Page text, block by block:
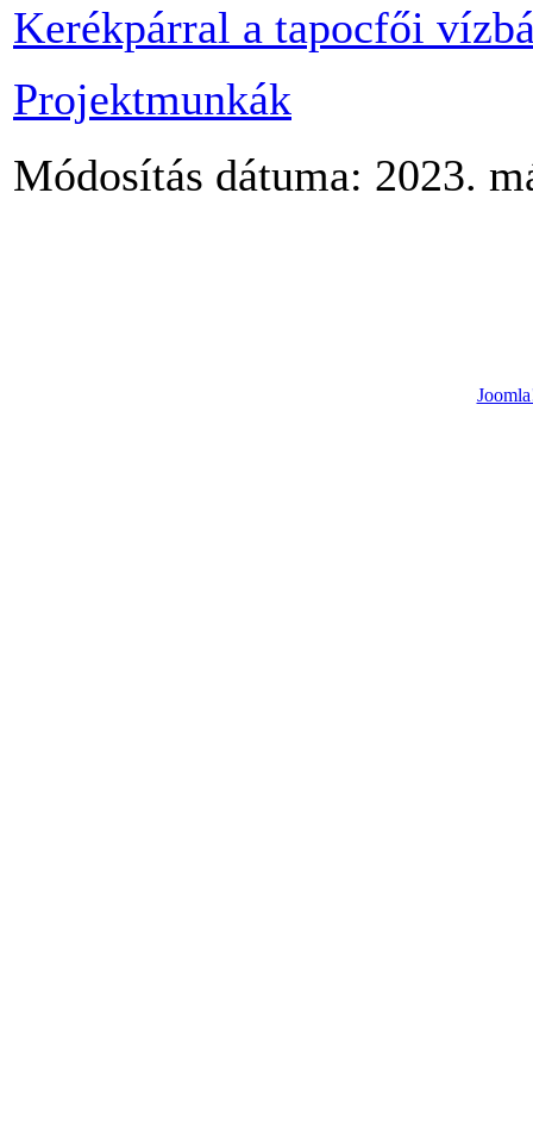
Kerékpárral a tapocfői
Projektmunkák
Módosítás dátuma: 2023.